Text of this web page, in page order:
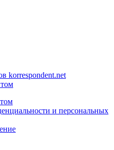
korrespondent.net
и персональных